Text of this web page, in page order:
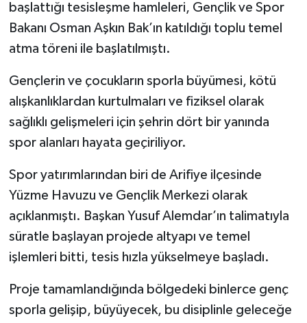
başlattığı tesisleşme hamleleri, Gençlik ve Spor
Bakanı Osman Aşkın Bak’ın katıldığı toplu temel
atma töreni ile başlatılmıştı.
Gençlerin ve çocukların sporla büyümesi, kötü
alışkanlıklardan kurtulmaları ve fiziksel olarak
sağlıklı gelişmeleri için şehrin dört bir yanında
spor alanları hayata geçiriliyor.
Spor yatırımlarından biri de Arifiye ilçesinde
Yüzme Havuzu ve Gençlik Merkezi olarak
açıklanmıştı. Başkan Yusuf Alemdar’ın talimatıyla
süratle başlayan projede altyapı ve temel
işlemleri bitti, tesis hızla yükselmeye başladı.
Proje tamamlandığında bölgedeki binlerce genç
sporla gelişip, büyüyecek, bu disiplinle geleceğe